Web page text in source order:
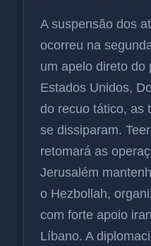
A suspensão dos
ocorreu na
um apelo direto do
Estados Unidos,
do recuo tático, as
se dissiparam.
retomará as
Jerusalém
o Hezbollah,
com forte apoio
Líbano. A